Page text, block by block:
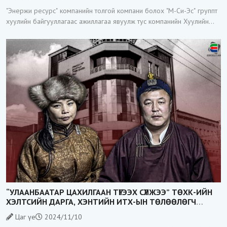
"Энержи ресурс" компанийн толгой компани болох "М-Си-Эс" группт
хуулийн байгууллагаас ажиллагаа явуулж тус компанийн Хуулийн
“УЛААНБААТАР ЦАХИЛГААН ТҮГЭЭХ СҮЛЖЭЭ” ТӨХК-ИЙН
ХЭЛТСИЙН ДАРГА, ХЭНТИЙН ИТХ-ЫН ТӨЛӨӨЛӨГЧ
Х.ГАНЧУЛУУН ЭХНЭРИЙНХЭЭ КОМПАНИАР ЭРЧИМ
ХҮЧНИЙ ТЕНДЕРҮҮДИЙГ ТҮҮЖ БАЙНА
Цаг үе
2024/11/10